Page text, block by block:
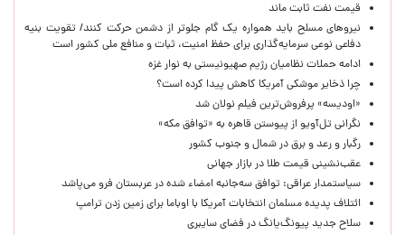
قیمت نفت ثابت ماند
نیروهای مسلح باید همواره یک گام جلوتر از دشمن حرکت کنند/ تقویت بنیه
دفاعی نوعی سرمایه‌گذاری برای حفظ امنیت، ثبات و منافع ملی کشور است
ادامه حملات نظامیان رژیم صهیونیستی به نوار غزه
چرا ذخایر موشکی آمریکا کاهش پیدا کرده است؟
«اودیسه» پرفروش‌ترین فیلم نولان شد
نگرانی تل‌آویو از پیوستن قاهره به «توافق مکه»
رگبار و رعد و برق در شمال و جنوب کشور
عقب‌نشینی قیمت طلا در بازار جهانی
سیاستمدار عراقی: توافق سه‌جانبه امضاء شده در عربستان فرو می‌پاشد
ائتلاف پدیده مسلمان انتخابات آمریکا با اوباما برای زمین زدن ترامپ
سلاح جدید پیونگ‌یانگ در فضای سایبری